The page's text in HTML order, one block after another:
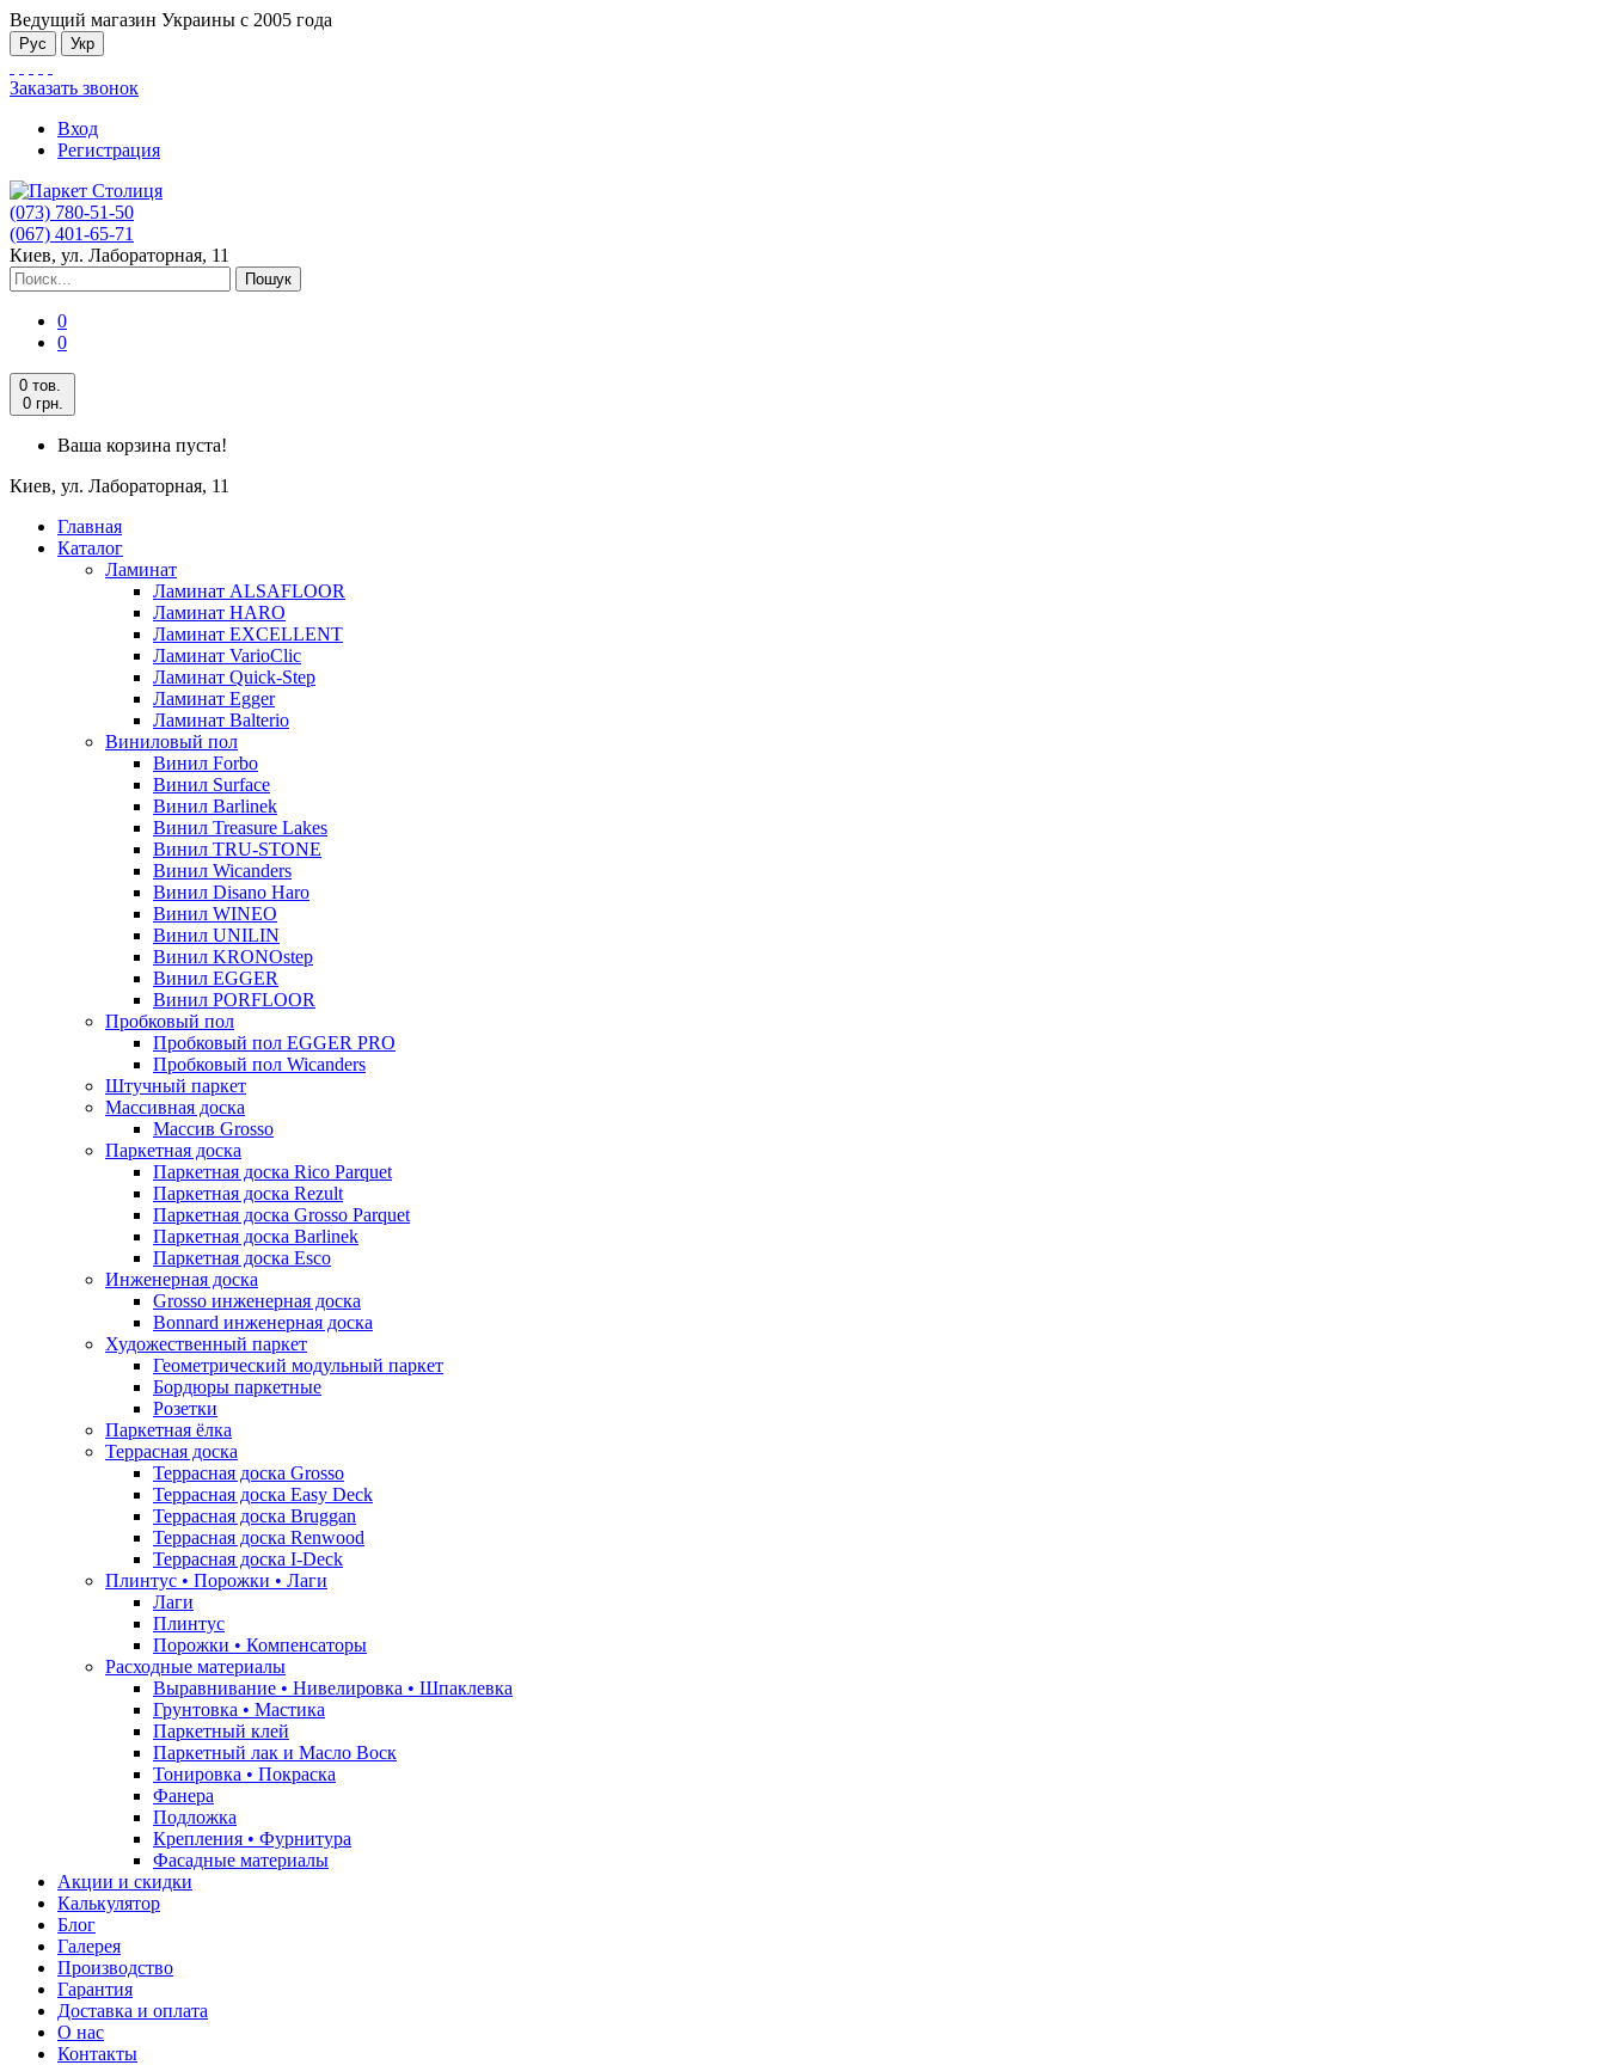
Ведущий магазин Украины с 2005 года
Рус Укр
Заказать звонок
Вход
Регистрация
(073) 780-51-50
(067) 401-65-71
Киев, ул. Лабораторная, 11
Пошук
0
0
0 тов.
0 грн.
Ваша корзина пуста!
Киев, ул. Лабораторная, 11
Главная
Каталог
Ламинат
Ламинат ALSAFLOOR
Ламинат HARO
Ламинат EXCELLENT
Ламинат VarioClic
Ламинат Quick-Step
Ламинат Egger
Ламинат Balterio
Виниловый пол
Винил Forbo
Винил Surface
Винил Barlinek
Винил Treasure Lakes
Винил TRU-STONE
Винил Wicanders
Винил Disano Haro
Винил WINEO
Винил UNILIN
Винил KRONOstep
Винил EGGER
Винил PORFLOOR
Пробковый пол
Пробковый пол EGGER PRO
Пробковый пол Wicanders
Штучный паркет
Массивная доска
Массив Grosso
Паркетная доска
Паркетная доска Rico Parquet
Паркетная доска Rezult
Паркетная доска Grosso Parquet
Паркетная доска Barlinek
Паркетная доска Esco
Инженерная доска
Grosso инженерная доска
Bonnard инженерная доска
Художественный паркет
Геометрический модульный паркет
Бордюры паркетные
Розетки
Паркетная ёлка
Террасная доска
Террасная доска Grosso
Террасная доска Easy Deck
Террасная доска Bruggan
Террасная доска Renwood
Террасная доска I-Deck
Плинтус • Порожки • Лаги
Лаги
Плинтус
Порожки • Компенсаторы
Расходные материалы
Выравнивание • Нивелировка • Шпаклевка
Грунтовкa • Мастика
Паркетный клей
Паркетный лак и Масло Воск
Тонировка • Покраска
Фанера
Подложка
Крепления • Фурнитура
Фасадные материалы
Акции и скидки
Калькулятор
Блог
Галерея
Производство
Гарантия
Доставка и оплата
О нас
Контакты